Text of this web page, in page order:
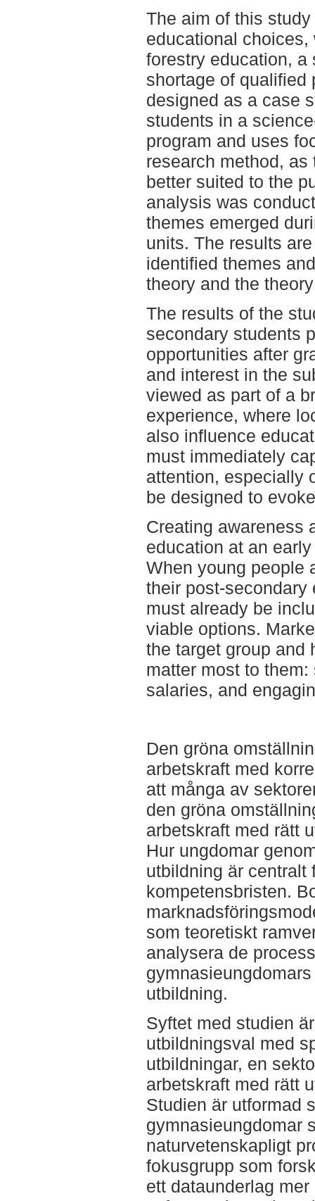
The aim of this
educational
forestry education, a
shortage of qualified
designed as a case
students in a
program and uses
research method,
better suited to the
analysis was
themes emerged
units. The results
identified themes
theory and the
The results of the
secondary students
opportunities after
and interest in the
viewed as part of a
experience, where
also influence
must immediately
attention, especially
be designed to
Creating awareness
education at an
When young people
their post-secondary
must already be
viable options.
the target group and
matter most to
salaries, and
Den gröna
arbetskraft med
att många av
den gröna
arbetskraft med rätt
Hur ungdomar
utbildning är centralt
kompetensbristen.
som teoretiskt
analysera de
utbildning.
Syftet med studien
utbildningsval med
utbildningar, en
arbetskraft med rätt
Studien är utformad
gymnasieungdomar
naturvetenskapligt
fokusgrupp som
ett dataunderlag